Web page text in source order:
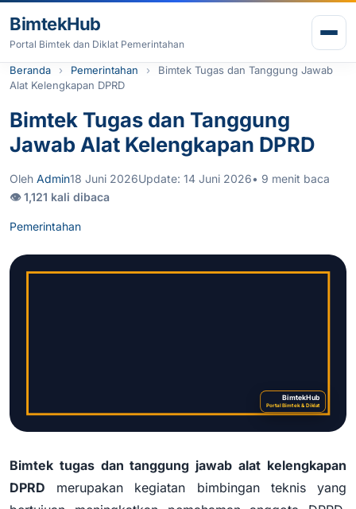
BimtekHub
Portal Bimtek dan Diklat Pemerintahan
Beranda Pemerintahan
Bimtek Tugas dan Tanggung Jawab
Alat Kelengkapan DPRD
Bimtek Tugas dan Tanggung
Jawab Alat Kelengkapan DPRD
Oleh Admin18 Juni 2026Update: 14 Juni 2026• 9 menit baca
👁 1,121 kali dibaca
Pemerintahan
Bimtek Tugas dan Tanggung Jawab
Alat Kelengkapan DPRD
BimtekHub
Portal Bimtek & Diklat
Bimtek tugas dan tanggung jawab alat kelengkapan
DPRD merupakan kegiatan bimbingan teknis yang